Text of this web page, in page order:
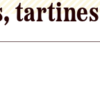
tartines